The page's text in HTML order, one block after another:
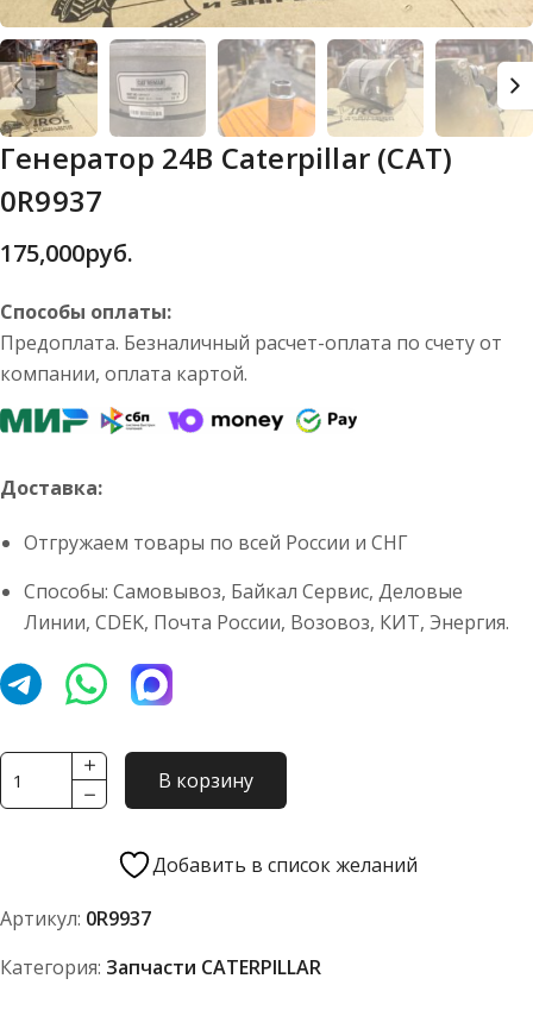
Генератор 24В Caterpillar (CAT)
0R9937
175,000руб.
Способы оплаты:
Предоплата. Безналичный расчет-оплата по счету от
компании, оплата картой.
Доставка:
Отгружаем товары по всей России и СНГ
Способы: Самовывоз, Байкал Сервис, Деловые
Линии, CDEK, Почта России, Возовоз, КИТ, Энергия.
Количество
товара
(CAT)
В корзину
Добавить в список желаний
Артикул: 0R9937
Категория: Запчасти CATERPILLAR